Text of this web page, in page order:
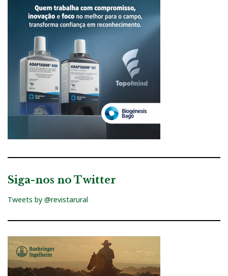
Siga-nos no Twitter
Tweets by @revistarural